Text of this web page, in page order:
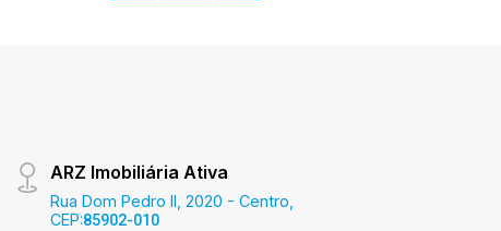
ARZ Imobiliária Ativa
Rua Dom Pedro II, 2020 - Centro,
CEP:85902-010